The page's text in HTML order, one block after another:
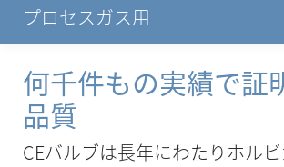
プロセスガス用
何千件もの実績で証
品質
CEバルブは長年にわたりホル